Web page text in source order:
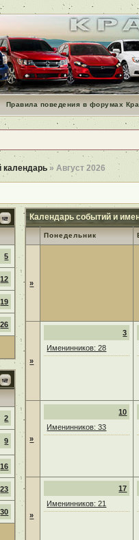
Правила поведения в форумах
календарь » Август 2026
5
12
19
26
2
9
16
23
30
Календарь событий и
Понедельник
»
»
3
Именинников: 28
»
10
Именинников: 33
»
17
Именинников: 21